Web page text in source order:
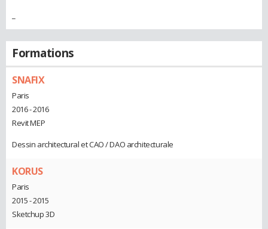
Formations
SNAFIX
Paris
2016 - 2016
Revit MEP
Dessin architectural et CAO / DAO architecturale
KORUS
Paris
2015 - 2015
Sketchup 3D